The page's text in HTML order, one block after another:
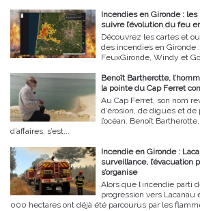
Incendies en Gironde :
suivre l’évolution du feu
Découvrez les cartes et
des incendies en Gironde
FeuxGironde, Windy et
Benoît Bartherotte,
la pointe du Cap Ferret
Au Cap Ferret, son nom
d’érosion, de digues et
l’océan. Benoît
d’affaires, s’est...
Incendie en Gironde :
surveillance, l’évacuation
s’organise
Alors que l’incendie parti
progression vers Lacanau
000 hectares ont déjà été parcourus par les